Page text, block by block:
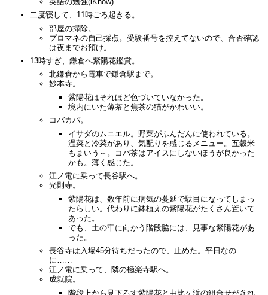
二度寝して、11時ごろ起きる。
部屋の掃除。
プロマネの自己採点。受験番号を控えてないので、合否確認
は夜までお預け。
13時すぎ、鎌倉へ紫陽花鑑賞。
北鎌倉から電車で鎌倉駅まで。
妙本寺。
紫陽花はそれほど色づいていなかった。
境内にいた薄茶と焦茶の猫がかわいい。
コバカバ。
イサダのムニエル。野菜がふんだんに使われている。
温菜と冷菜があり、気配りを感じるメニュー。五穀米
もまいう～。コバ茶はアイスにしないほうが良かった
かも。薄く感じた。
江ノ電に乗って長谷駅へ。
光則寺。
紫陽花は、数年前に病気の蔓延で駄目になってしまっ
たらしい。代わりに鉢植えの紫陽花がたくさん置いて
あった。
でも、土の牢に向かう階段脇には、見事な紫陽花があ
った。
長谷寺は入場45分待ちだったので、止めた。平日なの
に……
江ノ電に乗って、隣の極楽寺駅へ。
成就院。
階段上から見下ろす紫陽花と由比ヶ浜の組合せがきれ